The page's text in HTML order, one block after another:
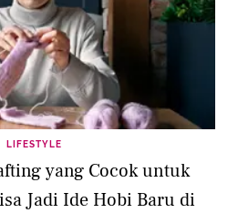
LIFESTYLE
yang Cocok untuk
Jadi Ide Hobi Baru di